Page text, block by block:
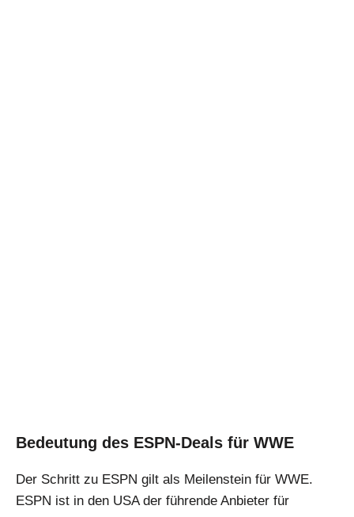
Bedeutung des ESPN-Deals für WWE
Der Schritt zu ESPN gilt als Meilenstein für WWE.
ESPN ist in den USA der führende Anbieter für